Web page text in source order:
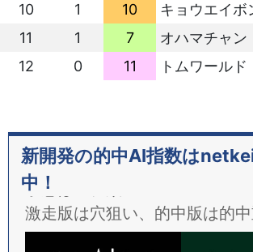
10
1 10
キョウエイボ
11
1 7
オハマチャン
12
0 11 トムワールド
新開発の的中AI指数は
中！
予想は２種類！
激走版は穴狙い、的中版は的中